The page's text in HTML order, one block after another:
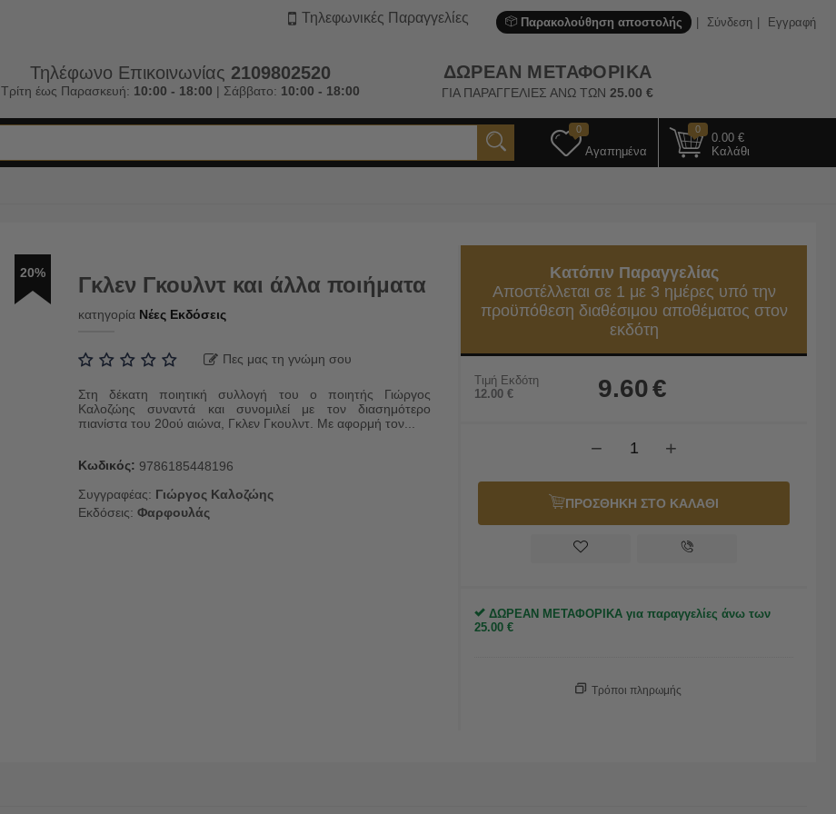
Παρακολούθηση αποστολής Σύνδεση Εγγραφή
Τηλεφωνικές Παραγγελίες
Τηλέφωνο Επικοινωνίας 2109802520
Τρίτη έως Παρασκευή: 10:00 - 18:00 | Σάββατο: 10:00 - 18:00
ΔΩΡΕΑΝ ΜΕΤΑΦΟΡΙΚΑ
ΓΙΑ ΠΑΡΑΓΓΕΛΙΕΣ ΑΝΩ ΤΩΝ25.00 €
0
Αγαπημένα
0
0.00 €
Καλάθι
20% Γκλεν Γκουλντ και άλλα ποιήματα
κατηγορία Νέες Εκδόσεις
Πες μας τη γνώμη σου
Στη δέκατη ποιητική συλλογή του ο ποιητής Γιώργος
Καλοζώης συναντά και συνομιλεί με τον διασημότερο
πιανίστα του 20ού αιώνα, Γκλεν Γκουλντ. Με αφορμή τον...
Κωδικός: 9786185448196
Συγγραφέας: Γιώργος Καλοζώης
Εκδόσεις: Φαρφουλάς
Κατόπιν Παραγγελίας
Αποστέλλεται σε 1 με 3 ημέρες υπό την
προϋπόθεση διαθέσιμου αποθέματος στον
εκδότη
Τιμή Εκδότη
12.00 € 9.60€
+
−
ΠΡΟΣΘΗΚΗ ΣΤΟ ΚΑΛΑΘΙ
ΔΩΡΕΑΝ ΜΕΤΑΦΟΡΙΚΑ για παραγγελίες άνω των
25.00 €
Τρόποι πληρωμής